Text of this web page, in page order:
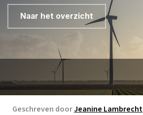
Naar het overzicht
Geschreven doorJeanine Lambrecht